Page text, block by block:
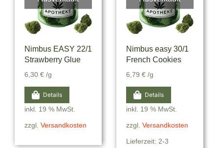
Nimbus EASY 22/1
Strawberry Glue
6,30 € /g
Details
inkl. 19 % MwSt.
zzgl. Versandkosten
Nimbus easy 30/1
French Cookies
6,79 € /g
Details
inkl. 19 % MwSt.
zzgl. Versandkosten
Lieferzeit: 2-3